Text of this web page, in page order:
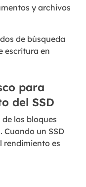
y archivos
de búsqueda
escritura en
para
del SSD
los bloques
Cuando un SSD
rendimiento es